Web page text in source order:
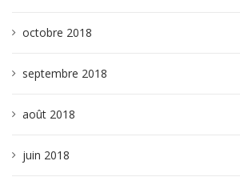
octobre 2018
septembre 2018
août 2018
juin 2018